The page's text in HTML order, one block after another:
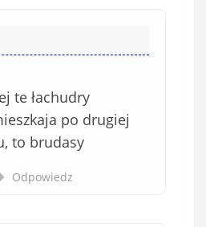
te łachudry
po drugiej
to brudasy
Odpowiedz